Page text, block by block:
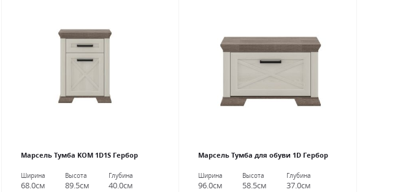
Марсель Тумба KOM 1D1S Гербор
Ширина
68.0см
Высота
89.5см
Глубина
40.0см
Марсель Тумба для обуви 1D Гербор
Ширина
96.0см
Высота
58.5см
Глубина
37.0см